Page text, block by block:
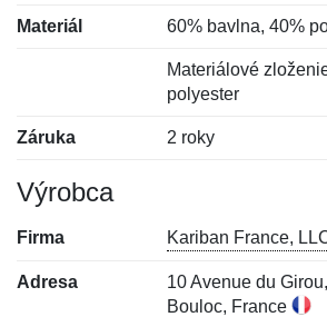
Materiál 60% bavlna, 40%
Materiálové
polyester
Záruka 2 roky
Výrobca
Firma Kariban France,
Adresa
10 Avenue du
Bouloc, France